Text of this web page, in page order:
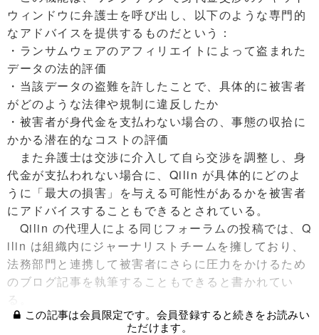
ウィンドウに弁護士を呼び出し、以下のような専門的
なアドバイスを提供するものだという：
・ランサムウェアのアフィリエイトによって盗まれた
データの法的評価
・当該データの盗難を許したことで、具体的に被害者
がどのような法律や規制に違反したか
・被害者が身代金を支払わない場合の、事態の収拾に
かかる潜在的なコストの評価
また弁護士は交渉に介入して自ら交渉を調整し、身
代金が支払われない場合に、Qilin が具体的にどのよ
うに「最大の損害」を与える可能性があるかを被害者
にアドバイスすることもできるとされている。
Qilin の代理人による同じフォーラムの投稿では、Q
ilin は組織内にジャーナリストチームを擁しており、
法務部門と連携して被害者にさらに圧力をかけるため
のブログ記事を執筆することもできると書かれてい
る。
この記事は会員限定です。会員登録すると続きをお読みい
ただけます。